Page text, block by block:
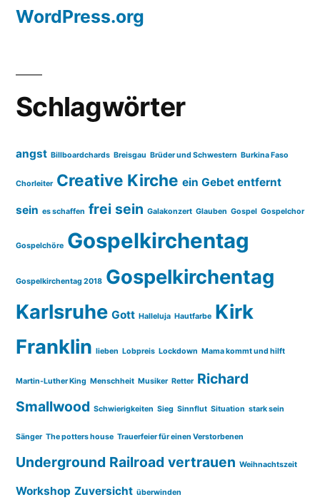
WordPress.org
Schlagwörter
angst Billboardchards Breisgau Brüder und Schwestern Burkina Faso
Chorleiter Creative Kirche ein Gebet entfernt
sein es schaffen frei sein Galakonzert Glauben Gospel Gospelchor
Gospelchöre Gospelkirchentag
Gospelkirchentag 2018 Gospelkirchentag
Karlsruhe Gott Halleluja Hautfarbe Kirk
Franklin lieben Lobpreis Lockdown Mama kommt und hilft
Martin-Luther King Menschheit Musiker Retter Richard
Smallwood Schwierigkeiten Sieg Sinnflut Situation stark sein
Sänger The potters house Trauerfeier für einen Verstorbenen
Underground Railroad vertrauen Weihnachtszeit
Workshop Zuversicht überwinden